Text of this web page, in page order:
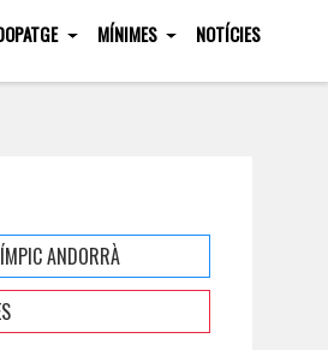
MÍNIMES NOTÍCIES
ANDORRÀ